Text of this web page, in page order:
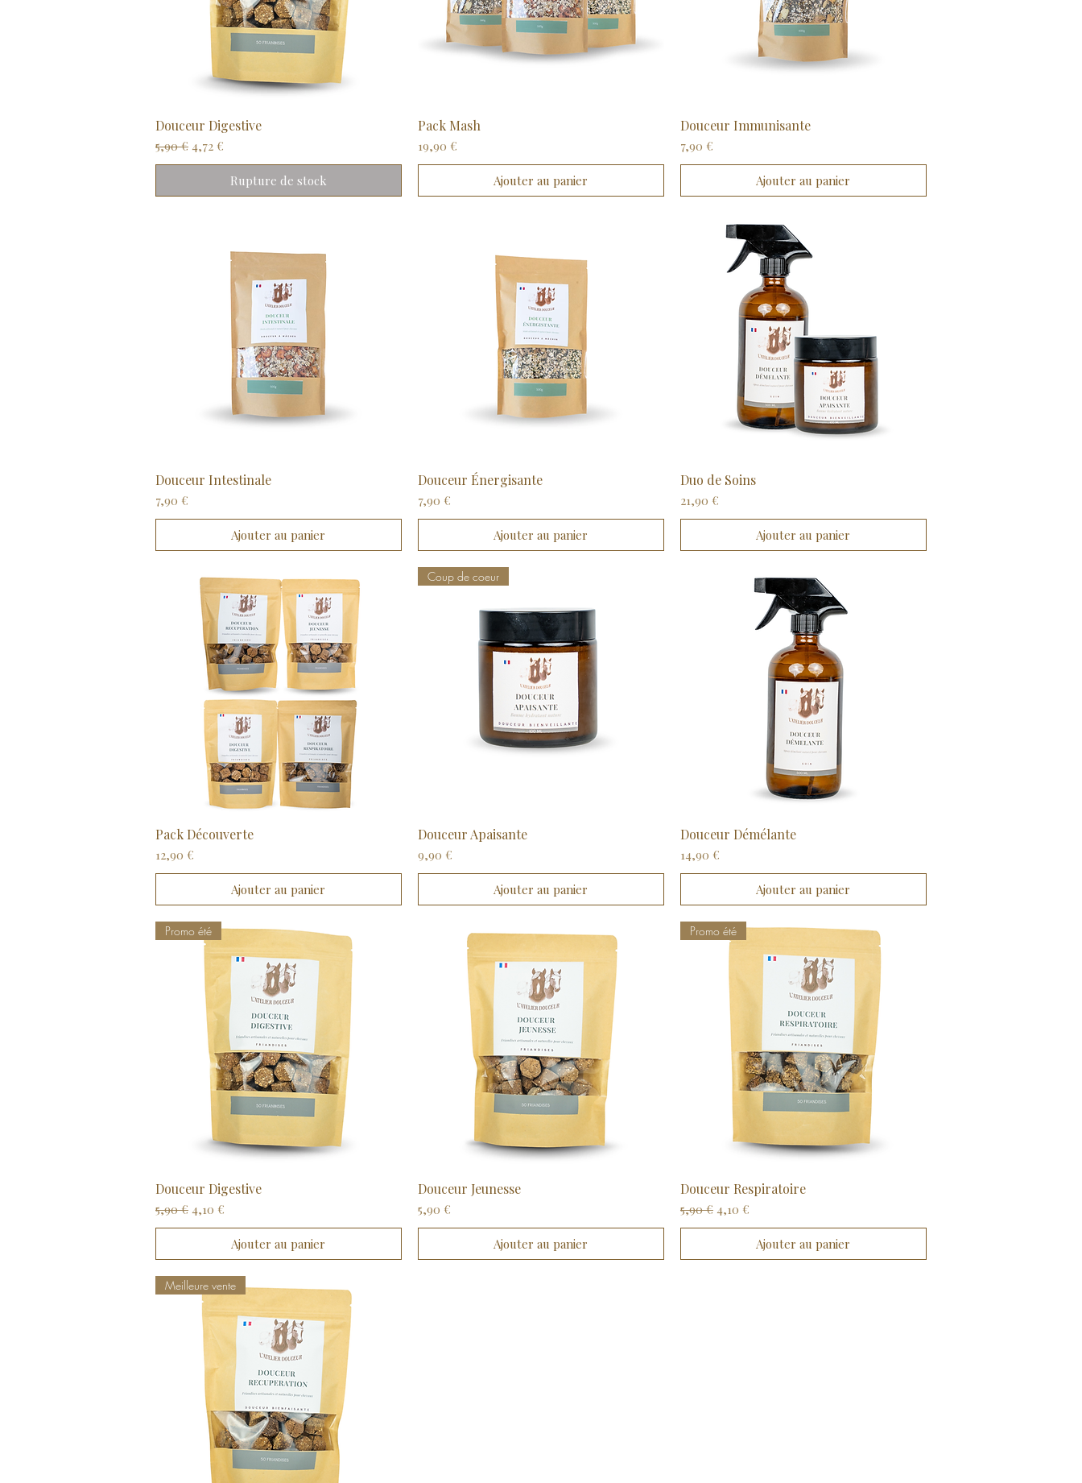
Aperçu rapide
Douceur Digestive
Prix original
5,90 € Prix promotionnel
4,72 €
Rupture de stock
Pack Mash
Prix
19,90 €
Ajouter au panier
Aperçu rapide
Douceur Immunisante
Prix
7,90 €
Ajouter au panier
Aperçu rapide
Douceur Intestinale
Prix
7,90 €
Ajouter au panier
Aperçu rapide
Douceur Énergisante
Prix
7,90 €
Ajouter au panier
Duo de Soins
Prix
21,90 €
Ajouter au panier
Aperçu rapide
Pack Découverte
Prix
12,90 €
Ajouter au panier
Aperçu rapide
Coup de coeur
Douceur Apaisante
Prix
9,90 €
Ajouter au panier
Aperçu rapide
Douceur Démélante
Prix
14,90 €
Ajouter au panier
Aperçu rapide
Promo été
Douceur Digestive
Prix original
5,90 € Prix promotionnel
4,10 €
Ajouter au panier
Aperçu rapide
Douceur Jeunesse
Prix
5,90 €
Ajouter au panier
Aperçu rapide
Promo été
Douceur Respiratoire
Prix original
5,90 € Prix promotionnel
4,10 €
Ajouter au panier
Meilleure vente